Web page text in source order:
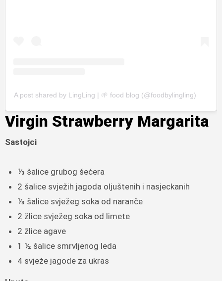
A post shared by LingLing | 🌱 food blog (@foodbylingling)
Virgin Strawberry Margarita
Sastojci
⅓ šalice grubog šećera
2 šalice svježih jagoda oljuštenih i nasjeckanih
⅓ šalice svježeg soka od naranče
2 žlice svježeg soka od limete
2 žlice agave
1 ½ šalice smrvljenog leda
4 svježe jagode za ukras